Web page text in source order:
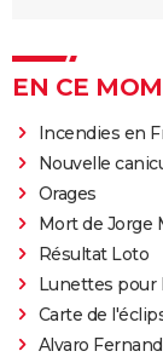
EN CE
Incendies en
Nouvelle
Orages
Mort de Jorge
Résultat Loto
Lunettes pour
Carte de
Alvaro